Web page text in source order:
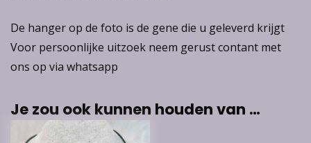
De hanger op de foto is de gene die u geleverd krijgt
Voor persoonlijke uitzoek neem gerust contant met
ons op via whatsapp
Je zou ook kunnen houden van …